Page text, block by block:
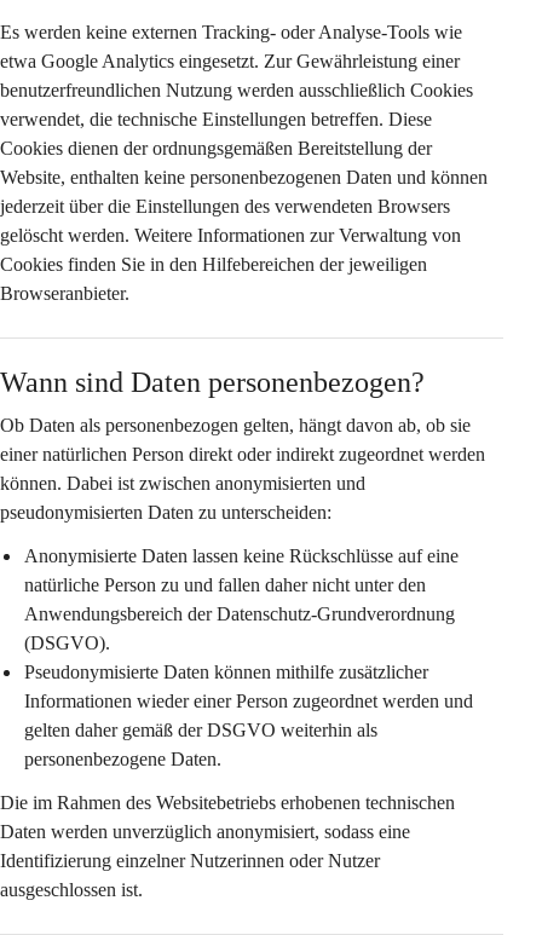
Es werden keine externen Tracking- oder Analyse-Tools wie
etwa Google Analytics eingesetzt. Zur Gewährleistung einer
benutzerfreundlichen Nutzung werden ausschließlich Cookies
verwendet, die technische Einstellungen betreffen. Diese
Cookies dienen der ordnungsgemäßen Bereitstellung der
Website, enthalten keine personenbezogenen Daten und können
jederzeit über die Einstellungen des verwendeten Browsers
gelöscht werden. Weitere Informationen zur Verwaltung von
Cookies finden Sie in den Hilfebereichen der jeweiligen
Browseranbieter.
Wann sind Daten personenbezogen?
Ob Daten als personenbezogen gelten, hängt davon ab, ob sie
einer natürlichen Person direkt oder indirekt zugeordnet werden
können. Dabei ist zwischen anonymisierten und
pseudonymisierten Daten zu unterscheiden:
Anonymisierte Daten lassen keine Rückschlüsse auf eine
natürliche Person zu und fallen daher nicht unter den
Anwendungsbereich der Datenschutz-Grundverordnung
(DSGVO).
Pseudonymisierte Daten können mithilfe zusätzlicher
Informationen wieder einer Person zugeordnet werden und
gelten daher gemäß der DSGVO weiterhin als
personenbezogene Daten.
Die im Rahmen des Websitebetriebs erhobenen technischen
Daten werden unverzüglich anonymisiert, sodass eine
Identifizierung einzelner Nutzerinnen oder Nutzer
ausgeschlossen ist.